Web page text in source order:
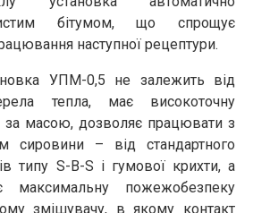
бітумом, що спрощує
наступної рецептури.
УПМ-0,5 не залежить від
тепла, має високоточну
за масою, дозволяє працювати з
сировини – від стандартного
типу S-B-S і гумової крихти, а
максимальну пожежобезпеку
змішувачу, в якому контакт